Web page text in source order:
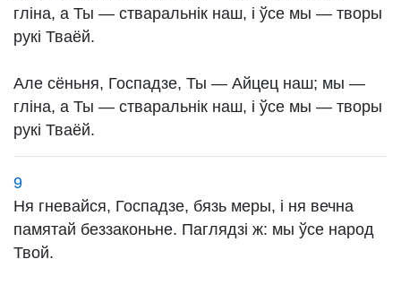
гліна, а Ты — стваральнік наш, і ўсе мы — творы
рукі Тваёй.
Але сёньня, Госпадзе, Ты — Айцец наш; мы —
гліна, а Ты — стваральнік наш, і ўсе мы — творы
рукі Тваёй.
9
Ня гневайся, Госпадзе, бязь меры, і ня вечна
памятай беззаконьне. Паглядзі ж: мы ўсе народ
Твой.